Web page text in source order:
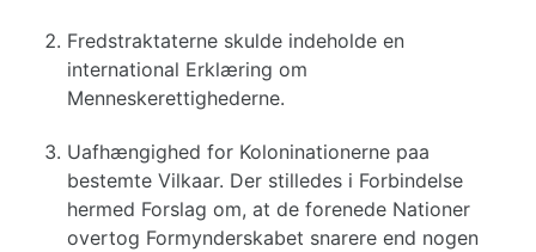
Fredstraktaterne skulde indeholde en
international Erklæring om
Menneskerettighederne.
Uafhængighed for Koloninationerne paa
bestemte Vilkaar. Der stilledes i Forbindelse
hermed Forslag om, at de forenede Nationer
overtog Formynderskabet snarere end nogen